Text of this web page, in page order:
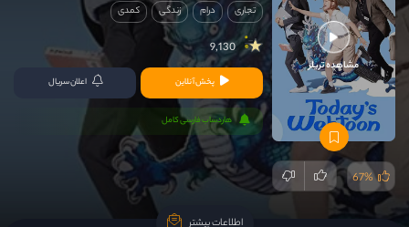
مشاهده تریلر
67%
تجاری درام زندگی کمدی
9,130
پخش آنلاین اعلان سریال
هاردساب فارسی کامل
اطلاعات بیشتر